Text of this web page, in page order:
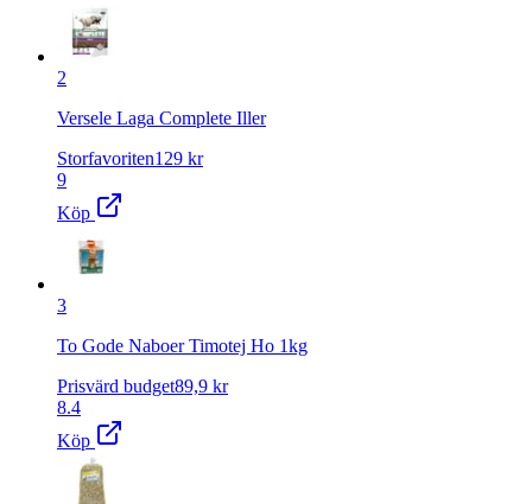
2
Versele Laga Complete Iller
Storfavoriten129 kr
9
Köp
3
To Gode Naboer Timotej Ho 1kg
Prisvärd budget89,9 kr
8.4
Köp